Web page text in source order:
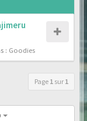
: Goodies
Page 1 sur 1